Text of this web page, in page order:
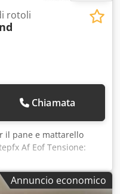
rotoli
Chiamata
il pane e mattarello
Af Eof Tensione:
Peso dell'impasto: 20-
Annuncio economico